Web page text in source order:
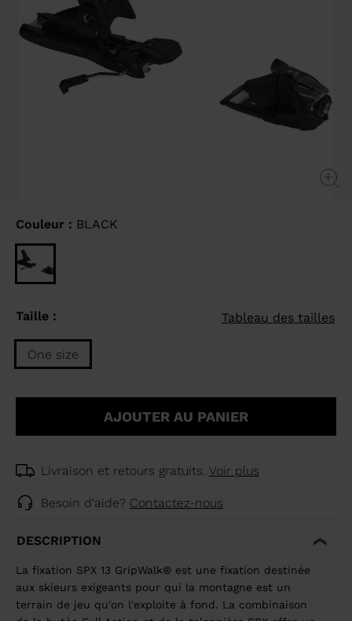
Couleur : BLACK
Taille : Tableau des tailles
One size
Taille
AJOUTER AU PANIER
Livraison et retours gratuits. Voir plus
Besoin d'aide? Contactez-nous
DESCRIPTION
La fixation SPX 13 GripWalk® est une fixation destinée
aux skieurs exigeants pour qui la montagne est un
terrain de jeu qu'on l'exploite à fond. La combinaison